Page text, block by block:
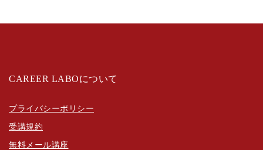
CAREER LABOについて
プライバシーポリシー
受講規約
無料メール講座